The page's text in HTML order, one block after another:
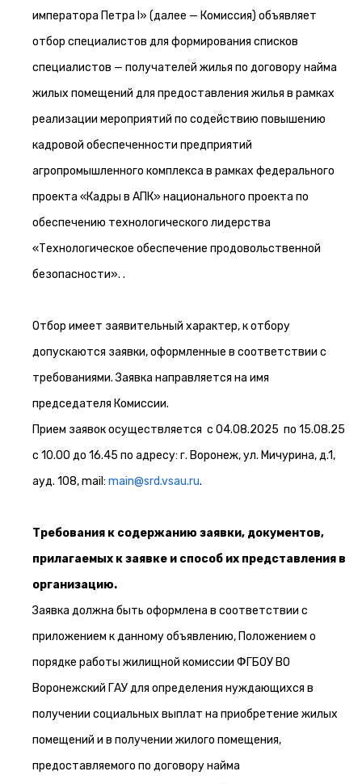
императора Петра I» (далее — Комиссия) объявляет
отбор специалистов для формирования списков
специалистов — получателей жилья по договору найма
жилых помещений для предоставления жилья в рамках
реализации мероприятий по содействию повышению
кадровой обеспеченности предприятий
агропромышленного комплекса в рамках федерального
проекта «Кадры в АПК» национального проекта по
обеспечению технологического лидерства
«Технологическое обеспечение продовольственной
безопасности». .
Отбор имеет заявительный характер, к отбору
допускаются заявки, оформленные в соответствии с
требованиями. Заявка направляется на имя
председателя Комиссии.
Прием заявок осуществляется с 04.08.2025 по 15.08.25
с 10.00 до 16.45 по адресу: г. Воронеж, ул. Мичурина, д.1,
ауд. 108, mail: main@srd.vsau.ru.
Требования к содержанию заявки, документов,
прилагаемых к заявке и способ их представления в
организацию.
Заявка должна быть оформлена в соответствии с
приложением к данному объявлению, Положением о
порядке работы жилищной комиссии ФГБОУ ВО
Воронежский ГАУ для определения нуждающихся в
получении социальных выплат на приобретение жилых
помещений и в получении жилого помещения,
предоставляемого по договору найма